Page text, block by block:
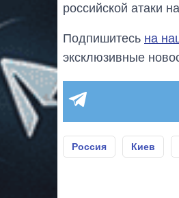
российской атаки
Подпишитесь на
эксклюзивные
Россия Киев